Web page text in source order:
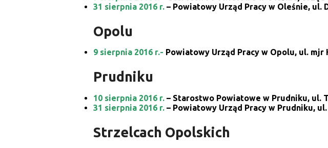
31 sierpnia 2016 r. – Powiatowy Urząd Pracy w Oleśnie, ul.
Opolu
9 sierpnia 2016 r.- Powiatowy Urząd Pracy w Opolu, ul. mjr
Prudniku
10 sierpnia 2016 r. – Starostwo Powiatowe w Prudniku, ul.
31 sierpnia 2016 r. – Powiatowy Urząd Pracy w Prudniku,
Strzelcach Opolskich